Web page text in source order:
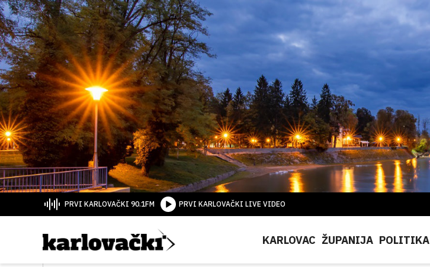
PRVI KARLOVAČKI 90.1FM PRVI KARLOVAČKI LIVE VIDEO
KARLOVAC ŽUPANIJA POLITIKA